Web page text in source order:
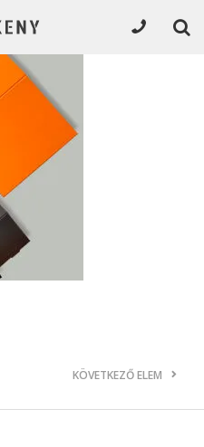
KÖVETKEZŐ ELEM